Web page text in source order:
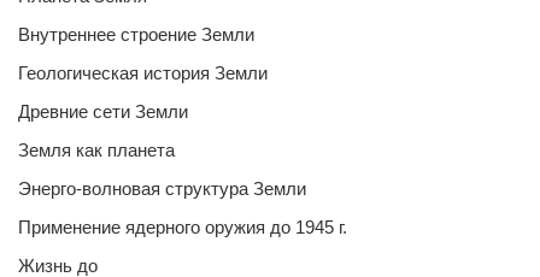
Внутреннее строение Земли
Геологическая история Земли
Древние сети Земли
Земля как планета
Энерго-волновая структура Земли
Применение ядерного оружия до 1945 г.
Жизнь до